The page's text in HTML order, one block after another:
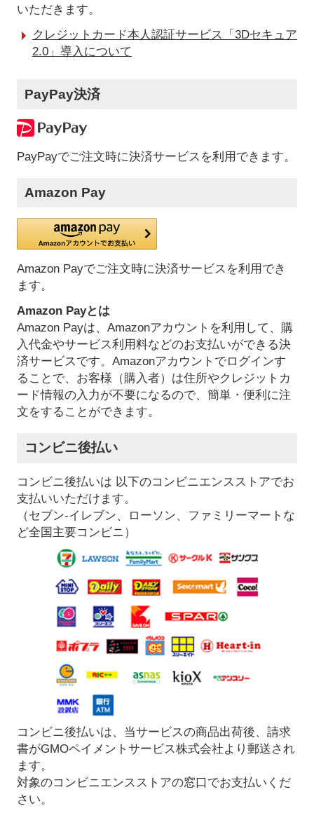
いただきます。
クレジットカード本人認証サービス「3Dセキュア
2.0」導入について
PayPay決済
PayPayでご注文時に決済サービスを利用できます。
Amazon Pay
Amazon Payでご注文時に決済サービスを利用でき
ます。
Amazon Payとは
Amazon Payは、Amazonアカウントを利用して、購
入代金やサービス利用料などのお支払いができる決
済サービスです。Amazonアカウントでログインす
ることで、お客様（購入者）は住所やクレジットカ
ード情報の入力が不要になるので、簡単・便利に注
文をすることができます。
コンビニ後払い
コンビニ後払いは 以下のコンビニエンスストアでお
支払いいただけます。
（セブン-イレブン、ローソン、ファミリーマートな
ど全国主要コンビニ）
コンビニ後払いは、当サービスの商品出荷後、請求
書がGMOペイメントサービス株式会社より郵送され
ます。
対象のコンビニエンスストアの窓口でお支払いくだ
さい。